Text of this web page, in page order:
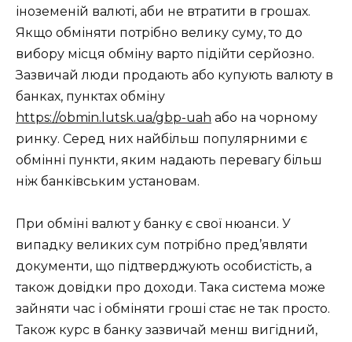
іноземеній валюті, аби не втратити в грошах.
Якщо обміняти потрібно велику суму, то до
вибору місця обміну варто підійти серйозно.
Зазвичай люди продають або купують валюту в
банках, пунктах обміну
https://obmin.lutsk.ua/gbp-uah або на чорному
ринку. Серед них найбільш популярними є
обмінні пункти, яким надають перевагу більш
ніж банківським установам.
При обміні валют у банку є свої нюанси. У
випадку великих сум потрібно пред’являти
документи, що підтверджують особистість, а
також довідки про доходи. Така система може
зайняти час і обміняти гроші стає не так просто.
Також курс в банку зазвичай менш вигідний,